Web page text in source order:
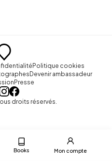
Books Mon compte
Politique cookies
Devenir ambassadeur
Presse
droits réservés.